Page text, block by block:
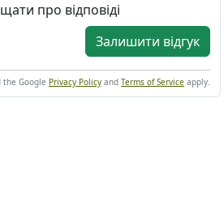
про відповіді
Залишити відгук
the Google Privacy Policy and Terms of Service apply.